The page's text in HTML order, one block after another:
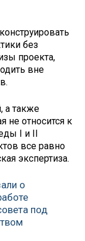
без
проекта,
вне
а также
не относится к
I и II
все равно
экспертиза.
о
под